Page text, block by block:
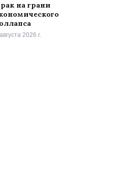
на грани
2026 г.